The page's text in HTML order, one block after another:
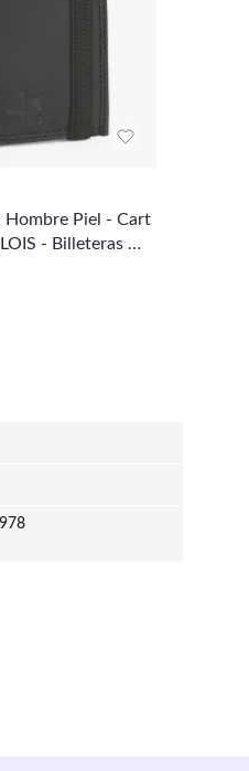
Hombre Piel - Cart
- Billeteras Co
Tarjetas - Mone
Cremallera - T